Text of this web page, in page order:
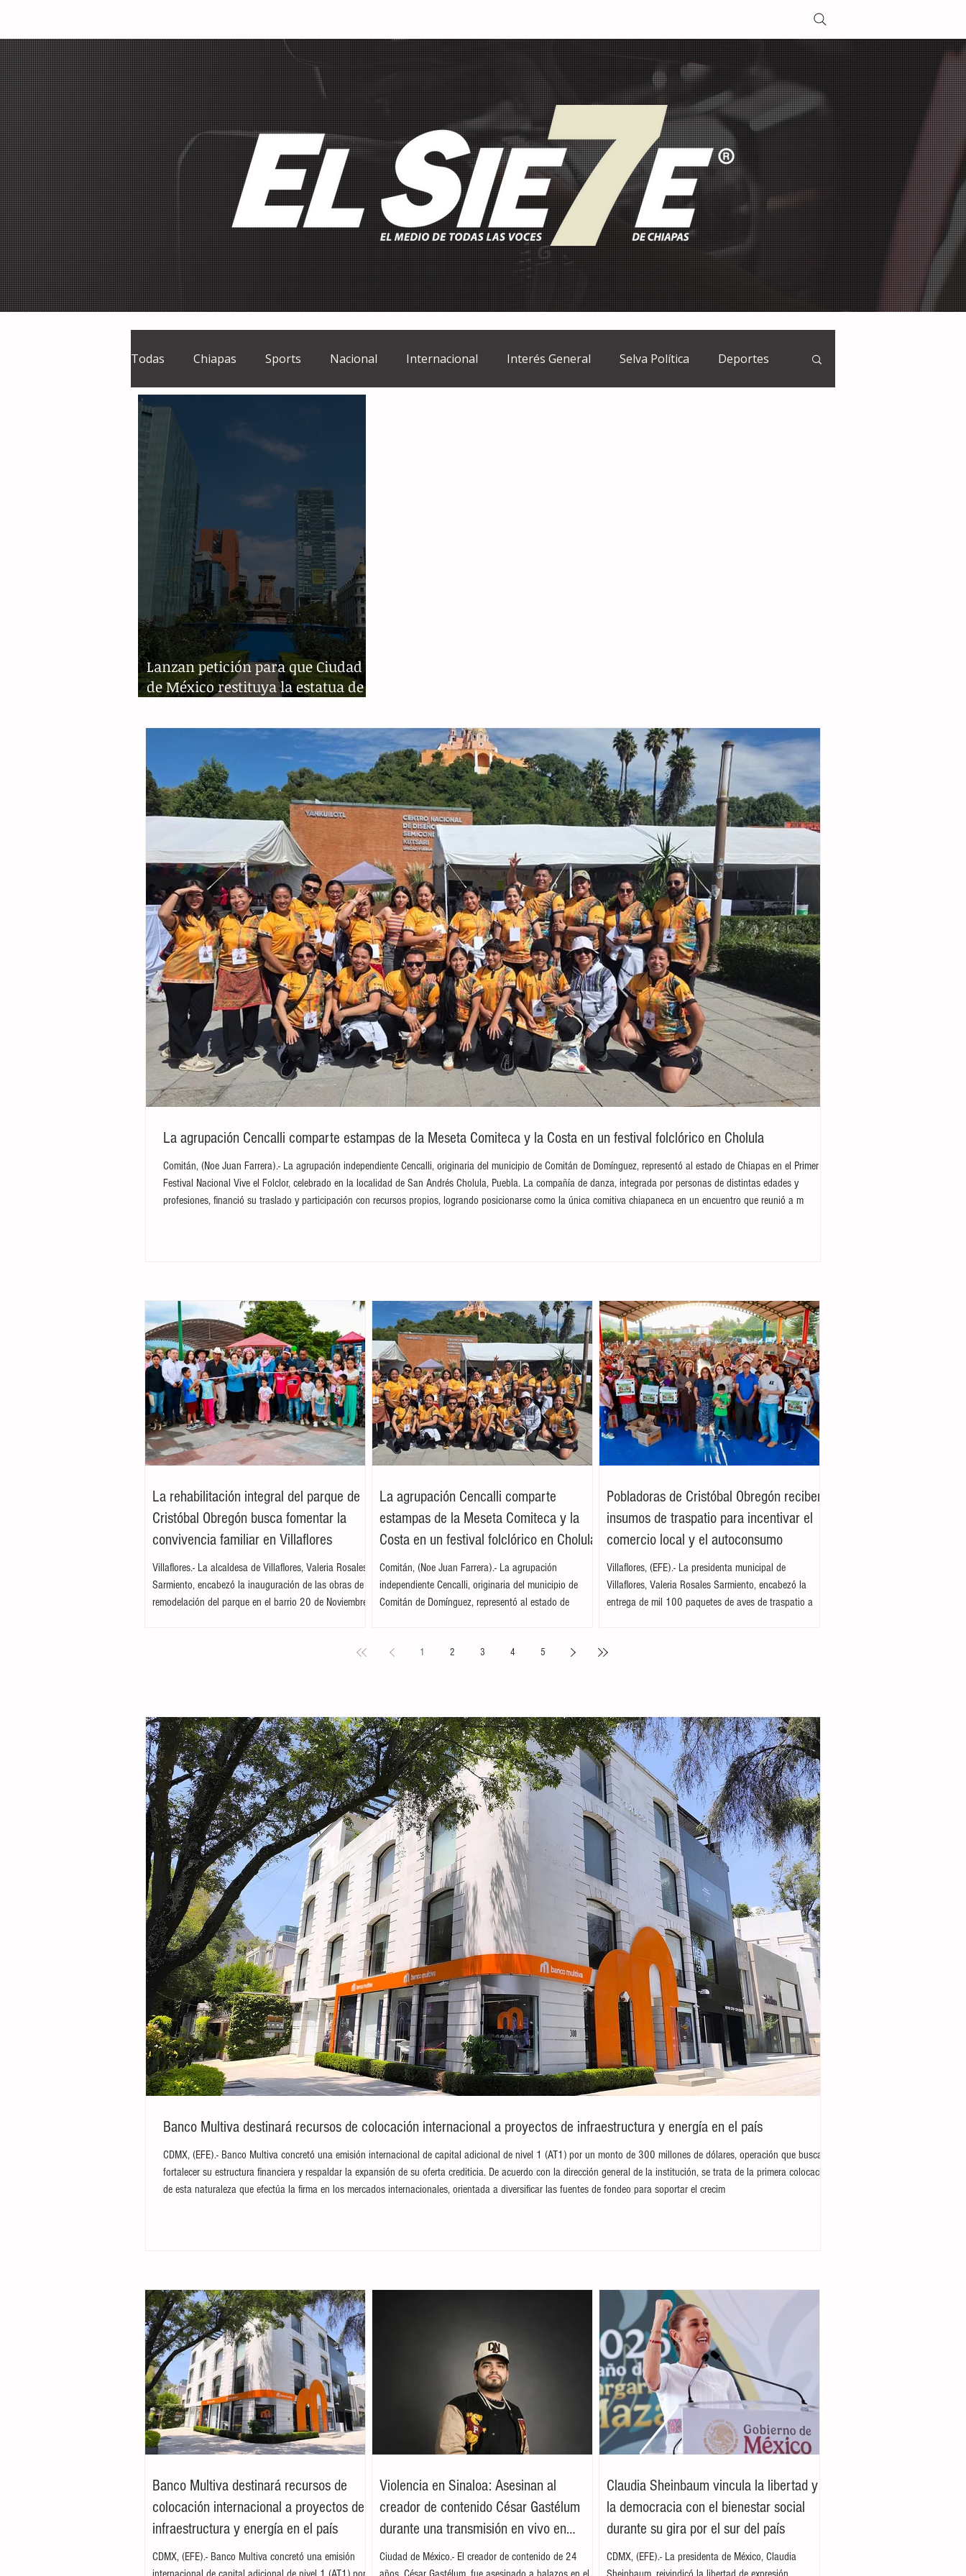
Todas Chiapas Sports Nacional Internacional Interés General Selva Política Deportes
El Sie7e
Grupo Financiero Continental
Lanzan petición para que Ciudad
de México restituya la estatua de
La agrupación Cencalli comparte estampas de la Meseta Comiteca y la Costa en un festival folclórico en Cholula
Comitán, (Noe Juan Farrera).- La agrupación independiente Cencalli, originaria del municipio de Comitán de Domínguez, representó al estado de Chiapas en el Primer
Festival Nacional Vive el Folclor, celebrado en la localidad de San Andrés Cholula, Puebla. La compañía de danza, integrada por personas de distintas edades y
profesiones, financió su traslado y participación con recursos propios, logrando posicionarse como la única comitiva chiapaneca en un encuentro que reunió a m
La rehabilitación integral del parque de
Cristóbal Obregón busca fomentar la
convivencia familiar en Villaflores
Villaflores.- La alcaldesa de Villaflores, Valeria Rosales
Sarmiento, encabezó la inauguración de las obras de
remodelación del parque en el barrio 20 de Noviembre,
Sarmiento Tovilla, así como por autoridades locales y
recreaci
La agrupación Cencalli comparte
estampas de la Meseta Comiteca y la
Costa en un festival folclórico en Cholula
Comitán, (Noe Juan Farrera).- La agrupación
independiente Cencalli, originaria del municipio de
Comitán de Domínguez, representó al estado de
Puebla. La compañía de danza, integrada por personas
encuentro que reunió a m
Pobladoras de Cristóbal Obregón reciben
insumos de traspatio para incentivar el
comercio local y el autoconsumo
Villaflores, (EFE).- La presidenta municipal de
Villaflores, Valeria Rosales Sarmiento, encabezó la
entrega de mil 100 paquetes de aves de traspatio a
Tovilla, la alcaldesa destacó que el esquema busca
huevo y carne
1 2 3 4 5
Banco Multiva destinará recursos de colocación internacional a proyectos de infraestructura y energía en el país
CDMX, (EFE).- Banco Multiva concretó una emisión internacional de capital adicional de nivel 1 (AT1) por un monto de 300 millones de dólares, operación que busca
fortalecer su estructura financiera y respaldar la expansión de su oferta crediticia. De acuerdo con la dirección general de la institución, se trata de la primera colocación
de esta naturaleza que efectúa la firma en los mercados internacionales, orientada a diversificar las fuentes de fondeo para soportar el crecim
Banco Multiva destinará recursos de
colocación internacional a proyectos de
infraestructura y energía en el país
CDMX, (EFE).- Banco Multiva concretó una emisión
Violencia en Sinaloa: Asesinan al
creador de contenido César Gastélum
durante una transmisión en vivo en
Culiacán
Ciudad de México.- El creador de contenido de 24
Claudia Sheinbaum vincula la libertad y
la democracia con el bienestar social
durante su gira por el sur del país
CDMX, (EFE).- La presidenta de México, Claudia